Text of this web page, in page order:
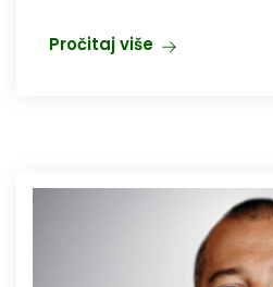
Pročitaj više